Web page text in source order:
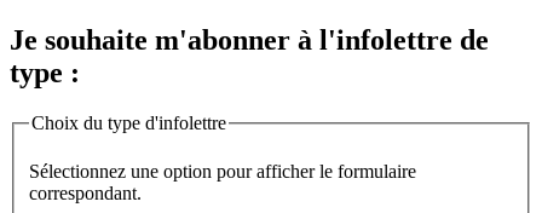
Je souhaite m'abonner à l'infolettre de
type :
Choix du type d'infolettre
Sélectionnez une option pour afficher le formulaire
correspondant.